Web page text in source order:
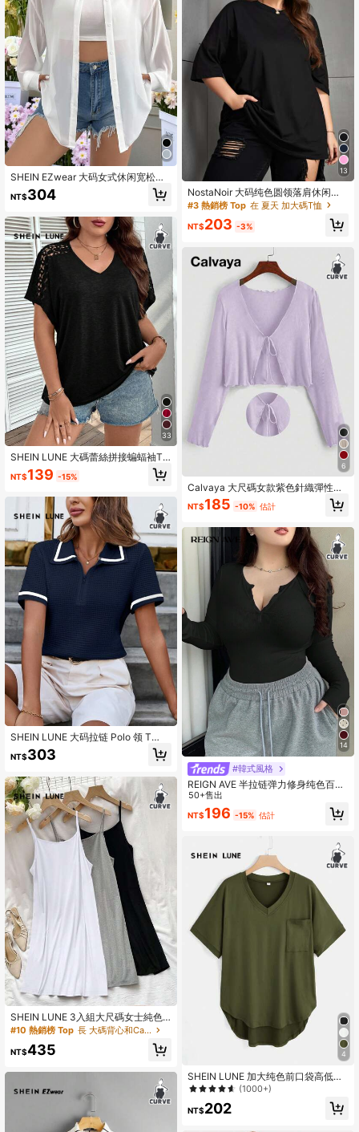
SHEIN EZwear 大码女式休闲宽松雪
纺薄纱长袖开襟衬衫，适合夏季、秋
季、上学、约会、下午茶、海滩、夏
NT$304
33
SHEIN LUNE 大碼蕾絲拼接蝙蝠袖T
NT$139 -15%
SHEIN LUNE 大码拉链 Polo 领 T
恤，带黑色饰边和华夫格肩部细节，
短袖，透气且有弹性的面料，夏季
NT$303
SHEIN LUNE 3入組大尺碼女士純色
背心上衣
#10 熱銷榜 Top 長 大碼背心和Camis
NT$435
13
NostaNoir 大码纯色圆领落肩休闲宽
松T恤，夏季百搭
#3 熱銷榜 Top 在 夏天 加大碼T恤
NT$203 -3%
6
Calvaya 大尺碼女款紫色針織彈性薄
款上衣，適合夏季度假與秋季
NT$185 -10% 估計
14
#韓式風格
REIGN AVE 半拉链弹力修身纯色百搭
长袖黑色T恤，春夏秋季
50+售出
NT$196 -15% 估計
4
SHEIN LUNE 加大纯色前口袋高低下
摆 T 恤
(1000+)
NT$202